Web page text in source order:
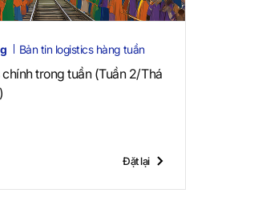
Bản tin logistics hàng tuần
trong tuần (Tuần 2/Thá
Đặt lại